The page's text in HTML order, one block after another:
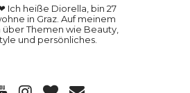
Ich heiße Diorella, bin 27
in Graz. Auf meinem
Themen wie Beauty,
und persönliches.